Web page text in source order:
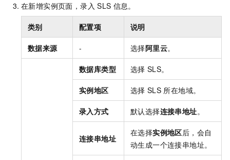
在新增实例页面，录入 SLS 信息。
类别 配置项 说明
数据来源 - 选择阿里云。
数据库类型 选择 SLS。
实例地区 选择 SLS 所在地域。
录入方式 默认选择连接串地址。
连接串地址
在选择实例地区后，会自
动生成一个连接串地址。